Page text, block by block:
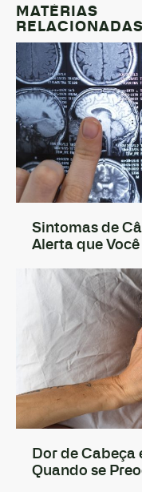
MATÉRIAS
RELACIONADAS
Sintomas de
Alerta que
Dor de Cabeça
Quando se